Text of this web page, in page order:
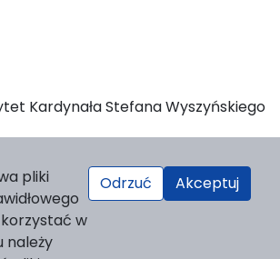
Kardynała Stefana Wyszyńskiego
by OJS/PKP
pliki
korzystać w
należy
Odrzuć Akceptuj